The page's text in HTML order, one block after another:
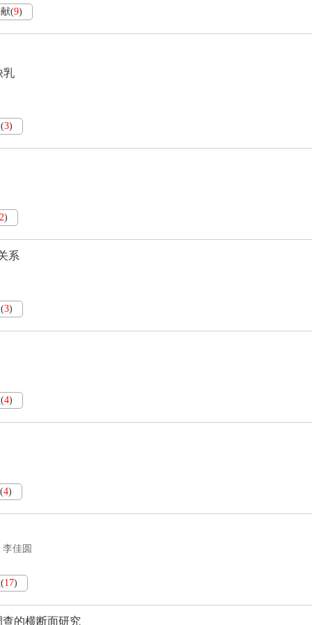
(9)
乳
(3)
2)
系
(3)
(4)
(4)
李佳圆
(17)
的横断面研究